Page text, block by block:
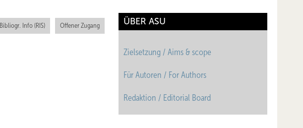
Bibliogr. Info (RIS) Offener Zugang ÜBER ASU
Zielsetzung / Aims & scope
Für Autoren / For Authors
Redaktion / Editorial Board